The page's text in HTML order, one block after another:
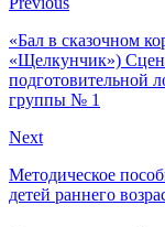
«Бал в сказочном
«Щелкунчик»)
подготовительной
группы № 1
Next
Методическое
детей раннего